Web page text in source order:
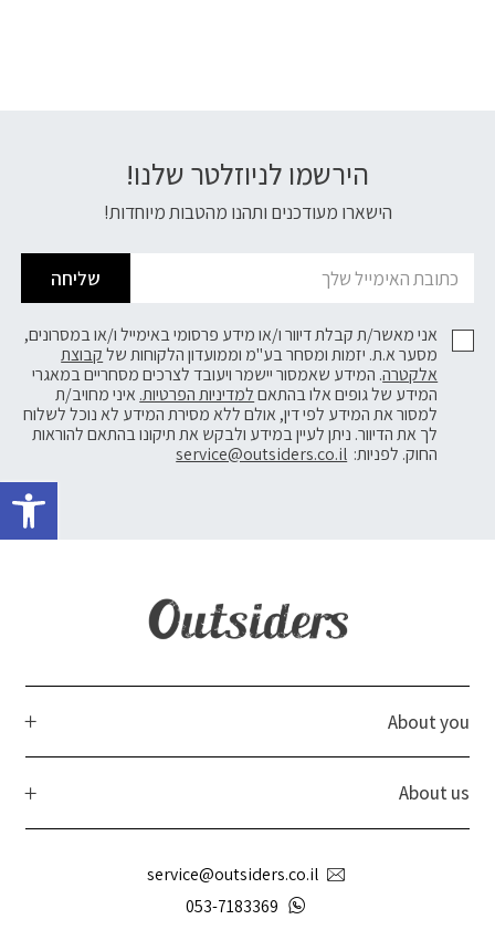
הירשמו לניוזלטר שלנו!
הישארו מעודכנים ותהנו מהטבות מיוחדות!
שליחה
אני מאשר/ת קבלת דיוור ו/או מידע פרסומי באימייל ו/או במסרונים,
מסער א.ת. יזמות ומסחר בע"מ וממועדון הלקוחות שלקבוצת
אלקטרה. המידע שאמסור יישמר ויעובד לצרכים מסחריים במאגרי
המידע של גופים אלו בהתאםלמדיניות הפרטיות. איני מחויב/ת
למסור את המידע לפי דין, אולם ללא מסירת המידע לא נוכל לשלוח
לך את הדיוור. ניתן לעיין במידע ולבקש את תיקונו בהתאם להוראות
החוק. לפניות: service@outsiders.co.il
About you
About us
service@outsiders.co.il
053-7183369